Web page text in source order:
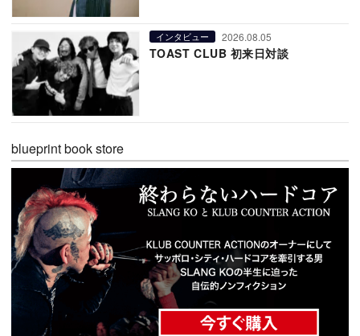
インタビュー 2026.08.05
TOAST CLUB 初来日対談
blueprint book store